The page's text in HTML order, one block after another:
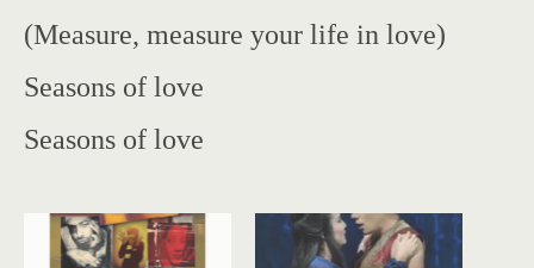
(Measure, measure your life in love)
Seasons of love
Seasons of love